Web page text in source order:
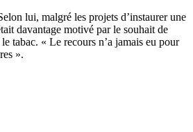
lui, malgré les projets d’instaurer une
davantage motivé par le souhait de
tabac. « Le recours n’a jamais eu pour
».